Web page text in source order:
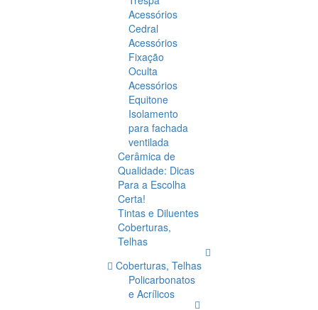
Acessórios
Cedral
Acessórios
Fixação
Oculta
Acessórios
Equitone
Isolamento
para fachada
ventilada
Cerâmica de
Qualidade: Dicas
Para a Escolha
Certa!
Tintas e Diluentes
Coberturas,
Telhas
Coberturas, Telhas
Policarbonatos
e Acrílicos